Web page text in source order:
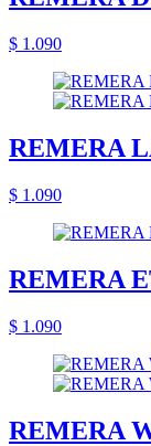
$ 1.090
REMERA
$ 1.090
REMERA
$ 1.090
REMERA